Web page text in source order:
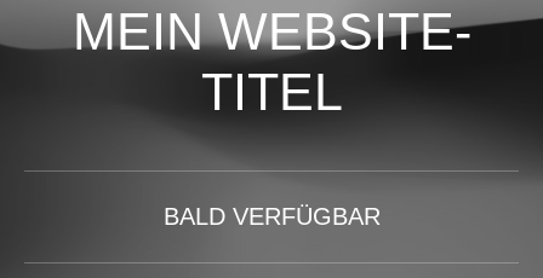
MEIN WEBSITE-
TITEL
BALD VERFÜGBAR